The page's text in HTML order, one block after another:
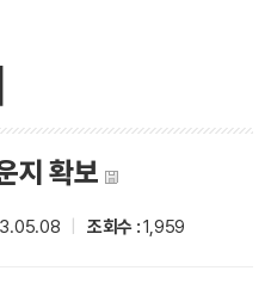
지 확보
조회수 :1,959